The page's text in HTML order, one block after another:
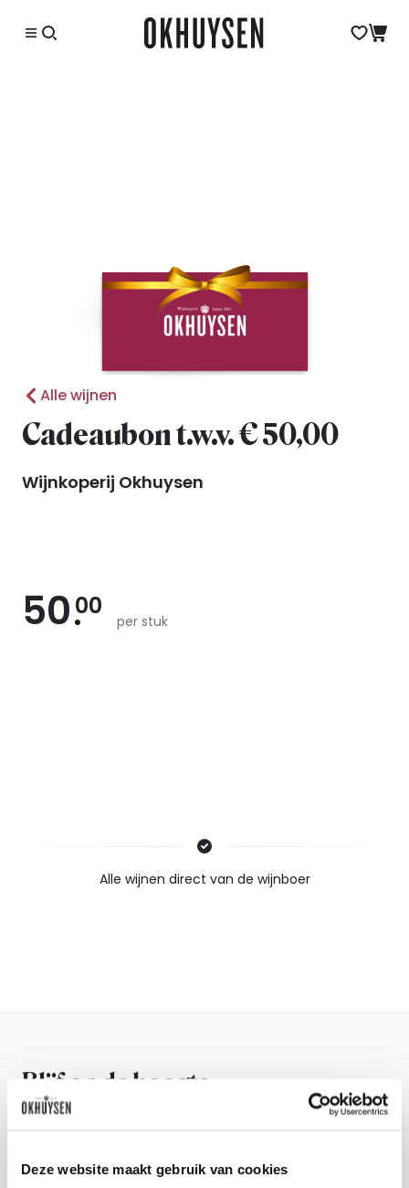
Deze website maakt gebruik van cookies
Alle wijnen
Cadeaubon t.w.v. € 50,00
Wijnkoperij Okhuysen
50 00
per stuk
Nieuws & inspiratie in Vineé Vineuse
Alle wijnen direct van de wijnboer
Blijf op de hoogte
Ontvang het laatste wijnnieuws, proeverijen en
E-mailadres